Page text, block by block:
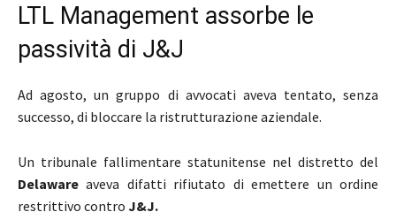
LTL Management assorbe le
passività di J&J
Ad agosto, un gruppo di avvocati aveva tentato, senza
successo, di bloccare la ristrutturazione aziendale.
Un tribunale fallimentare statunitense nel distretto del
Delaware aveva difatti rifiutato di emettere un ordine
restrittivo contro J&J.